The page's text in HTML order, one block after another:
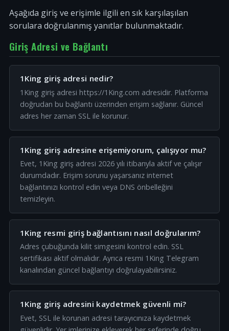
Aşağıda giriş ve erişimle ilgili en sık karşılaşılan
sorulara doğrulanmış yanıtlar bulunmaktadır.
Giriş Adresi ve Bağlantı
1King giriş adresi nedir?
1King giriş adresi https://1King.com adresidir. Platforma
doğrudan bu bağlantı üzerinden erişim sağlanır. Güncel
adres her zaman SSL ile korunur.
1King giriş adresine erişemiyorum, çalışıyor mu?
Evet, 1King giriş adresi 2026 yılı itibarıyla aktif ve çalışır
durumdadır. Erişim sorunu yaşarsanız internet
bağlantınızı kontrol edin veya DNS önbelleğini
temizleyin.
1King resmi giriş bağlantısını nasıl doğrularım?
Adres çubuğunda kilit simgesini kontrol edin. SSL
sertifikası aktif olmalıdır. Ayrıca resmi 1King Telegram
kanalından güncel bağlantıyı doğrulayabilirsiniz.
1King giriş adresini kaydetmek güvenli mi?
Evet, SSL ile korunan adresi tarayıcınıza kaydetmek